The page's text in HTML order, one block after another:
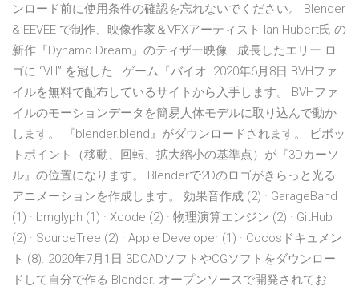
ンロード前に使用条件の確認を忘れないでください。 Blender
& EEVEE で制作、映像作家＆VFXアーティスト Ian Hubert氏 の
新作『Dynamo Dream』のティザー映像 · 成長したエリー ロ
ゴに “VIII” を冠した.. ゲーム『バイオ 2020年6月8日 BVHファ
イルを無料で配布しているサイトから入手します。 BVHファ
イルのモーションデータを簡易人体モデルに取り込んで動か
します。 『blender.blend』がダウンロードされます。 ピボッ
トポイント（移動、回転、拡大縮小の基準点）が『3Dカーソ
ル』の位置になります。 Blenderで2Dのロゴがきらっと光る
アニメーションを作成します。 効果音作成 (2) · GarageBand
(1) · bmglyph (1) · Xcode (2) · 物理演算エンジン (2) · GitHub
(2) · SourceTree (2) · Apple Developer (1) · Cocosドキュメン
ト (8). 2020年7月1日 3DCADソフトやCGソフトをダウンロー
ドして自分で作る Blender. オープンソースで開発されてお